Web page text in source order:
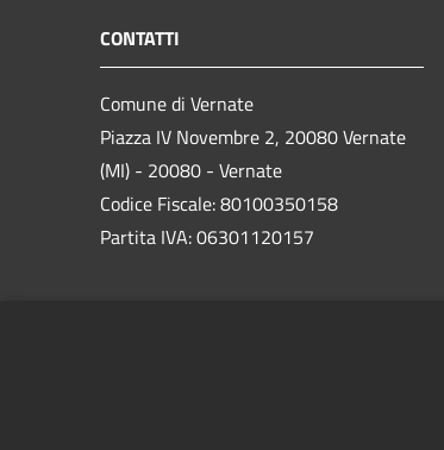
CONTATTI
Comune di Vernate
Piazza IV Novembre 2, 20080 Vernate
(MI) - 20080 - Vernate
Codice Fiscale: 80100350158
Partita IVA: 06301120157